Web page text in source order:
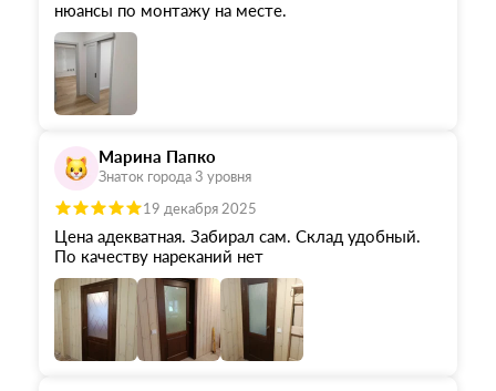
нюансы по монтажу на месте.
Марина Папко
Знаток города 3 уровня
19 декабря 2025
Цена адекватная. Забирал сам. Склад удобный.
По качеству нареканий нет